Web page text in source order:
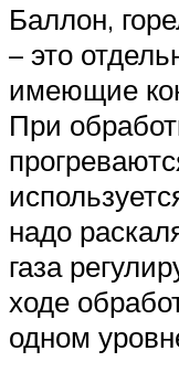
Баллон,
– это
имеющие
При
надо
газа
ходе
одном